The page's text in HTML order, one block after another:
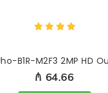
B1R-M2F3 2MP HD
₼ 64.66